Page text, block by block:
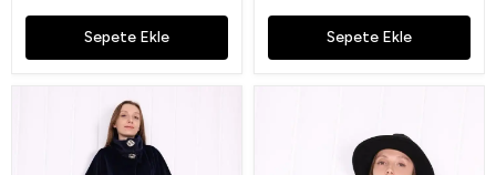
Sepete Ekle Sepete Ekle